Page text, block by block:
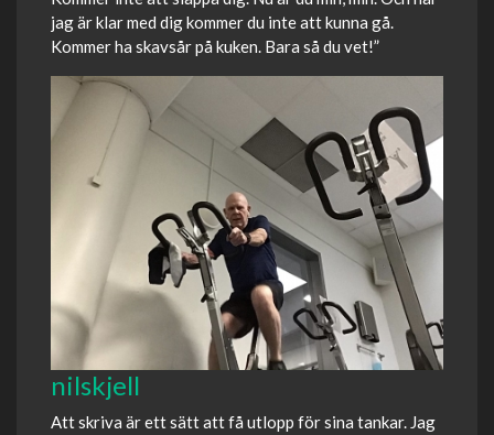
jag är klar med dig kommer du inte att kunna gå.
Kommer ha skavsår på kuken. Bara så du vet!”
nilskjell
Att skriva är ett sätt att få utlopp för sina tankar. Jag